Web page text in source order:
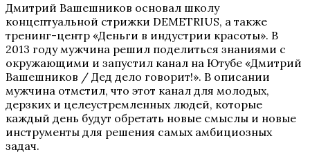
Дмитрий Вашешников основал школу
концептуальной стрижки DEMETRIUS, а также
тренинг-центр «Деньги в индустрии красоты». В
2013 году мужчина решил поделиться знаниями с
окружающими и запустил канал на Ютубе «Дмитрий
Вашешников / Дед дело говорит!». В описании
мужчина отметил, что этот канал для молодых,
дерзких и целеустремленных людей, которые
каждый день будут обретать новые смыслы и новые
инструменты для решения самых амбициозных
задач.